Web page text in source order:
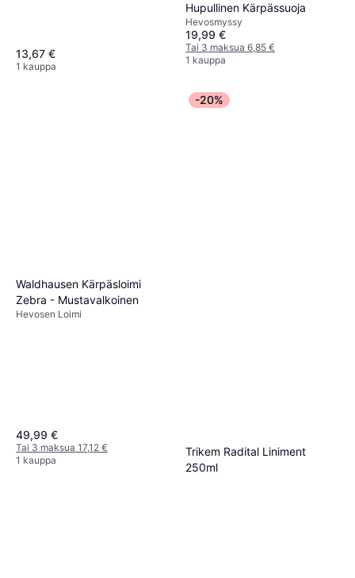
13,67 €
1 kauppa
Hupullinen Kärpässuoja
Hevosmyssy
19,99 €
Tai 3 maksua 6,85 €
1 kauppa
Waldhausen Kärpäsloimi
Zebra - Mustavalkoinen
Hevosen Loimi
49,99 €
Tai 3 maksua 17,12 €
1 kauppa
-20%
Trikem Radital Liniment
250ml